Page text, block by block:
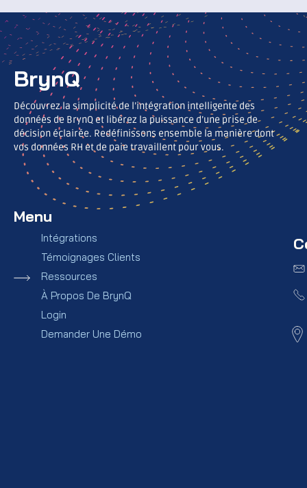
BrynQ
Découvrez la simplicité de l’intégration intelligente des
données de BrynQ et libérez la puissance d’une prise de
décision éclairée. Redéfinissons ensemble la manière dont
vos données RH et de paie travaillent pour vous.
Menu
Intégrations
Témoignages Clients
Ressources
À Propos De BrynQ
Login
Demander Une Démo